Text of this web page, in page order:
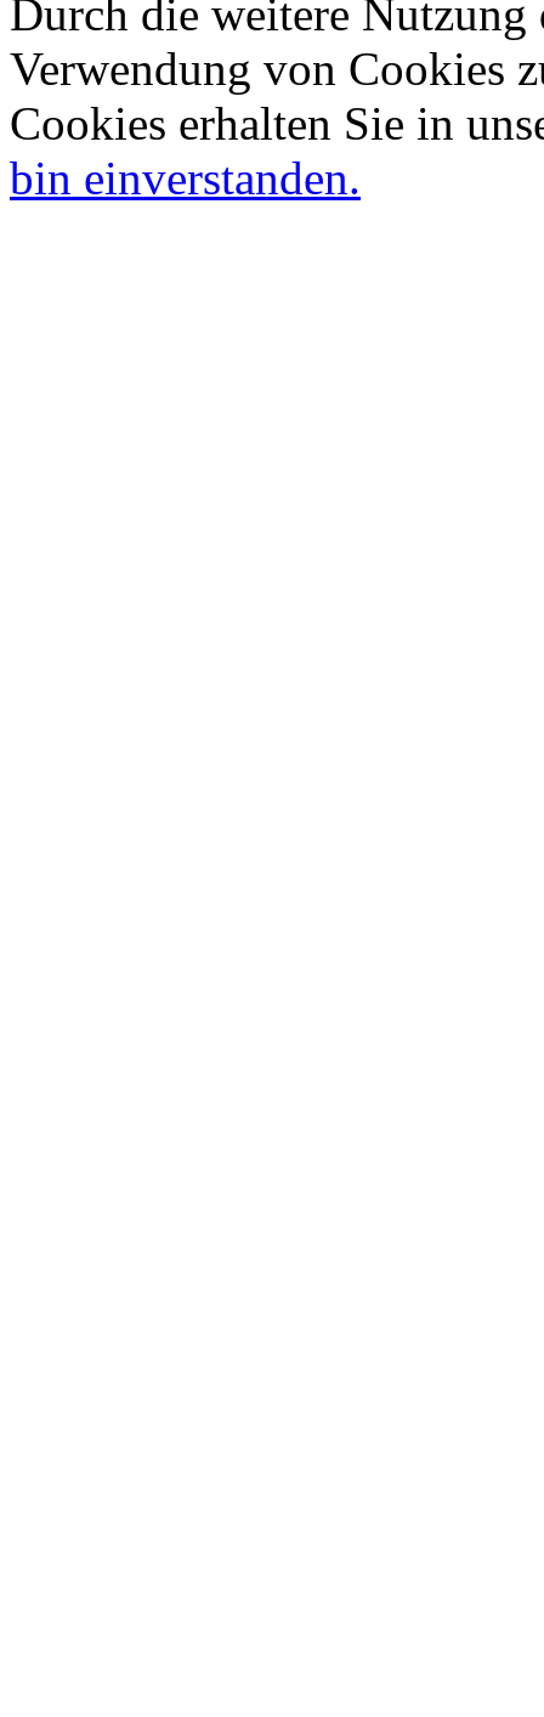
Durch die weitere Nutzung
Verwendung von Cookies
Cookies erhalten Sie in
bin einverstanden.